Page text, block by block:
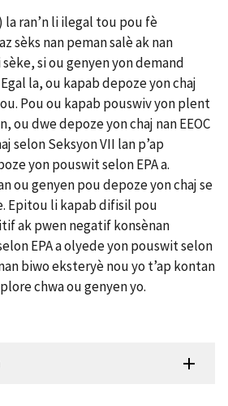
la ran’n li ilegal tou pou fè
sèks nan peman salè ak nan
si ou genyen yon demand
la, ou kapab depoze yon chaj
Pou ou kapab pouswiv yon plent
ou dwe depoze yon chaj nan EEOC
selon Seksyon VII lan p’ap
yon pouswit selon EPA a.
ou genyen pou depoze yon chaj se
Epitou li kapab difisil pou
ak pwen negatif konsènan
EPA a olyede yon pouswit selon
biwo eksteryè nou yo t’ap kontan
chwa ou genyen yo.